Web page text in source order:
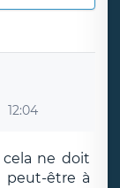
12:04
ne doit
peut-être à